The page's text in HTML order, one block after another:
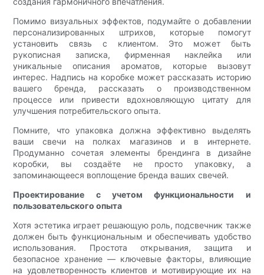
Помимо визуальных эффектов, подумайте о добавлении
персонализированных штрихов, которые помогут
установить связь с клиентом. Это может быть
рукописная записка, фирменная наклейка или
уникальные описания ароматов, которые вызовут
интерес. Надпись на коробке может рассказать историю
вашего бренда, рассказать о производственном
процессе или привести вдохновляющую цитату для
улучшения потребительского опыта.
Помните, что упаковка должна эффективно выделять
ваши свечи на полках магазинов и в интернете.
Продуманно сочетая элементы брендинга в дизайне
коробки, вы создаёте не просто упаковку, а
запоминающееся воплощение бренда ваших свечей.
Проектирование с учетом функциональности и
пользовательского опыта
Хотя эстетика играет решающую роль, подсвечник также
должен быть функциональным и обеспечивать удобство
использования. Простота открывания, защита и
безопасное хранение — ключевые факторы, влияющие
на удовлетворенность клиентов и мотивирующие их на